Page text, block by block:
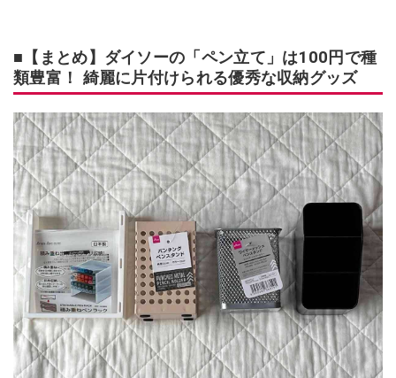
■【まとめ】ダイソーの「ペン立て」は100円で種
類豊富！ 綺麗に片付けられる優秀な収納グッズ